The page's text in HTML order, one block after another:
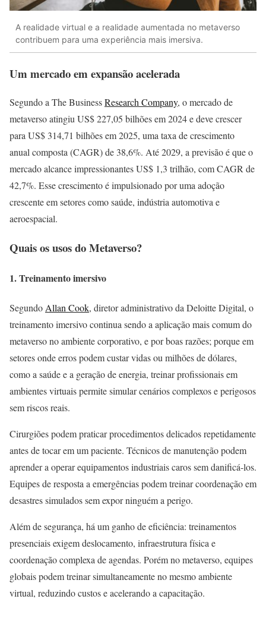
A realidade virtual e a realidade aumentada no metaverso
contribuem para uma experiência mais imersiva.
Um mercado em expansão acelerada
Segundo a The BusinessResearch Company, o mercado de
metaverso atingiu US$ 227,05 bilhões em 2024 e deve crescer
para US$ 314,71 bilhões em 2025, uma taxa de crescimento
anual composta (CAGR) de 38,6%. Até 2029, a previsão é que o
mercado alcance impressionantes US$ 1,3 trilhão, com CAGR de
42,7%. Esse crescimento é impulsionado por uma adoção
crescente em setores como saúde, indústria automotiva e
aeroespacial.
Quais os usos do Metaverso?
1. Treinamento imersivo
Segundo Allan Cook, diretor administrativo da Deloitte Digital, o
treinamento imersivo continua sendo a aplicação mais comum do
metaverso no ambiente corporativo, e por boas razões; porque em
setores onde erros podem custar vidas ou milhões de dólares,
como a saúde e a geração de energia, treinar profissionais em
ambientes virtuais permite simular cenários complexos e perigosos
sem riscos reais.
Cirurgiões podem praticar procedimentos delicados repetidamente
antes de tocar em um paciente. Técnicos de manutenção podem
aprender a operar equipamentos industriais caros sem danificá-los.
Equipes de resposta a emergências podem treinar coordenação em
desastres simulados sem expor ninguém a perigo.
Além de segurança, há um ganho de eficiência: treinamentos
presenciais exigem deslocamento, infraestrutura física e
coordenação complexa de agendas. Porém no metaverso, equipes
globais podem treinar simultaneamente no mesmo ambiente
virtual, reduzindo custos e acelerando a capacitação.